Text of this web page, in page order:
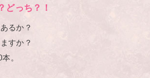
どっち？！
るか？
すか？
。